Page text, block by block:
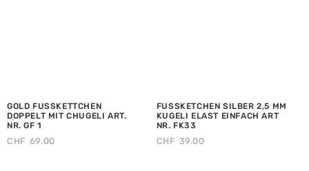
GOLD FUSSKETTCHEN
DOPPELT MIT CHUGELI ART.
NR. GF 1
CHF 69.00
FUSSKETCHEN SILBER 2,5 MM
KUGELI ELAST EINFACH ART
NR. FK33
CHF 39.00